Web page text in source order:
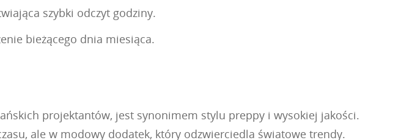
szybki odczyt godziny.
bieżącego dnia miesiąca.
projektantów, jest synonimem stylu preppy i wysokiej jakości.
ale w modowy dodatek, który odzwierciedla światowe trendy.